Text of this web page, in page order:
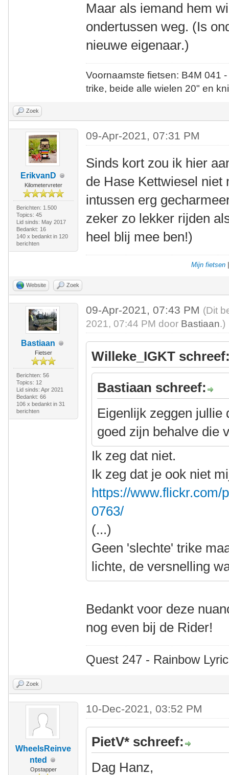
Maar als iemand hem
ondertussen weg. (Is
nieuwe eigenaar.)
Voornaamste fietsen: B4M
trike, beide alle wielen 20" en
Zoek
ErikvanD
Kilometervreter
Berichten: 1.500
Topics: 45
Lid sinds: May 2017
Bedankt: 16
140 x bedankt in 120
berichten
09-Apr-2021, 07:31 PM
Sinds kort zou ik hier
de Hase Kettwiesel niet
intussen erg
zeker zo lekker rijden
heel blij mee ben!)
Mijn fietsen
Website Zoek
Bastiaan
Fietser
Berichten: 56
Topics: 12
Lid sinds: Apr 2021
Bedankt: 66
106 x bedankt in 31
berichten
09-Apr-2021, 07:43 PM (Dit
2021, 07:44 PM door Bastiaan.)
Willeke_IGKT
Bastiaan schreef:
Eigenlijk zeggen jullie
goed zijn behalve die
Ik zeg dat niet.
Ik zeg dat je ook niet
https://www.flickr.com/
0763/
(...)
Geen 'slechte' trike
lichte, de versnelling
Bedankt voor deze
nog even bij de Rider!
Quest 247 - Rainbow
Zoek
WheelsReinve
nted
Opstapper
10-Dec-2021, 03:52 PM
PietV* schreef:
Dag Hanz,